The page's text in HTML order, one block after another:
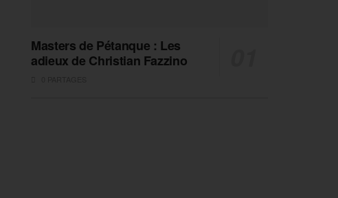
Masters de Pétanque : Les
adieux de Christian Fazzino